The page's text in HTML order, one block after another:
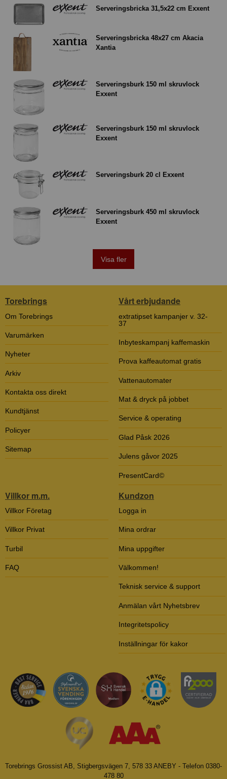
Serveringsbricka 31,5x22 cm Exxent
Serveringsbricka 48x27 cm Akacia
Xantia
Serveringsburk 150 ml skruvlock
Exxent
Serveringsburk 150 ml skruvlock
Exxent
Serveringsburk 20 cl Exxent
Serveringsburk 450 ml skruvlock
Exxent
Visa fler
Torebrings
Om Torebrings
Varumärken
Nyheter
Arkiv
Kontakta oss direkt
Kundtjänst
Policyer
Sitemap
Vårt erbjudande
extratipset kampanjer v. 32-
37
Inbyteskampanj kaffemaskin
Prova kaffeautomat gratis
Vattenautomater
Mat & dryck på jobbet
Service & operating
Glad Påsk 2026
Julens gåvor 2025
PresentCard©
Villkor m.m.
Villkor Företag
Villkor Privat
Turbil
FAQ
Kundzon
Logga in
Mina ordrar
Mina uppgifter
Välkommen!
Teknisk service & support
Anmälan vårt Nyhetsbrev
Integritetspolicy
Inställningar för kakor
Torebrings Grossist AB, Stigbergsvägen 7, 578 33 ANEBY - Telefon 0380-
478 80